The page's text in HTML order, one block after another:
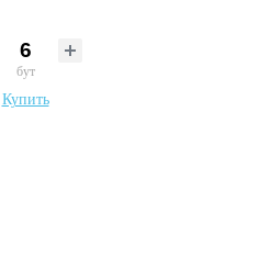
бут
Купить